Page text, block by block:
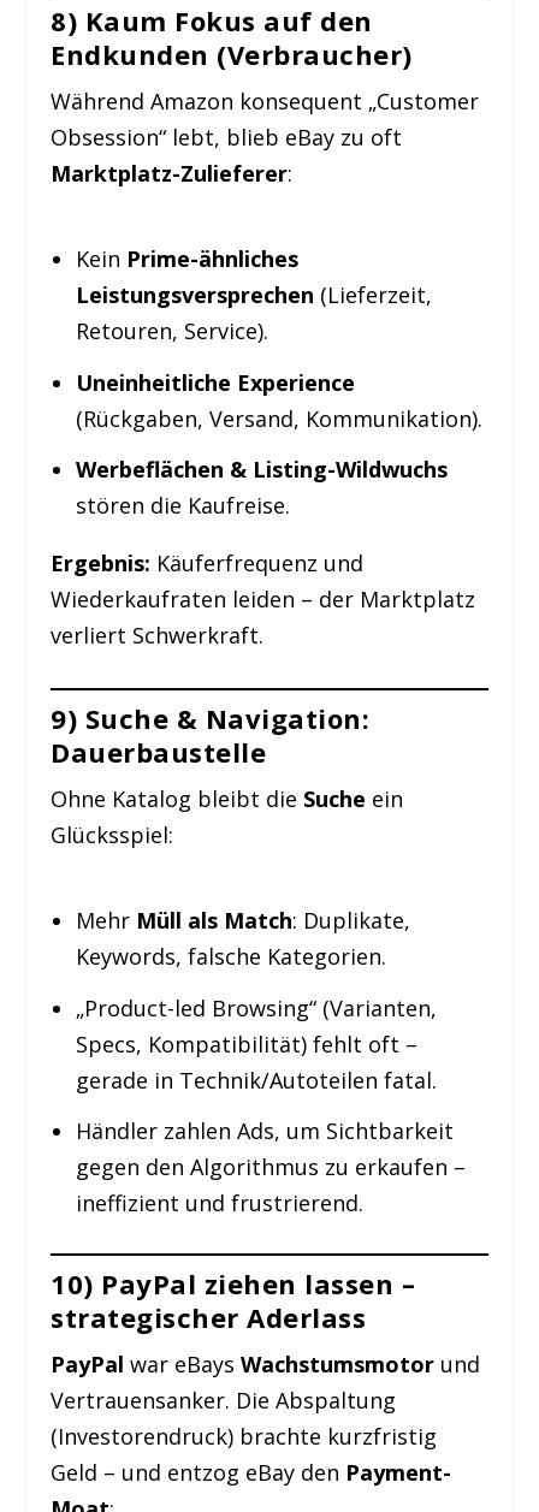
8) Kaum Fokus auf den
Endkunden (Verbraucher)
Während Amazon konsequent „Customer
Obsession“ lebt, blieb eBay zu oft
Marktplatz-Zulieferer:
Kein Prime-ähnliches
Leistungsversprechen (Lieferzeit,
Retouren, Service).
Uneinheitliche Experience
(Rückgaben, Versand, Kommunikation).
Werbeflächen & Listing-Wildwuchs
stören die Kaufreise.
Ergebnis: Käuferfrequenz und
Wiederkaufraten leiden – der Marktplatz
verliert Schwerkraft.
9) Suche & Navigation:
Dauerbaustelle
Ohne Katalog bleibt die Suche ein
Glücksspiel:
Mehr Müll als Match: Duplikate,
Keywords, falsche Kategorien.
„Product-led Browsing“ (Varianten,
Specs, Kompatibilität) fehlt oft –
gerade in Technik/Autoteilen fatal.
Händler zahlen Ads, um Sichtbarkeit
gegen den Algorithmus zu erkaufen –
ineffizient und frustrierend.
10) PayPal ziehen lassen –
strategischer Aderlass
PayPal war eBaysWachstumsmotor und
Vertrauensanker. Die Abspaltung
(Investorendruck) brachte kurzfristig
Geld – und entzog eBay den Payment-